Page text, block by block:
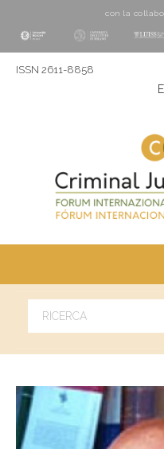
con la
ISSN 2611-8858